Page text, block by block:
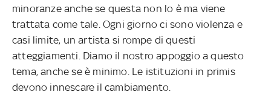
minoranze anche se questa non lo è ma viene
trattata come tale. Ogni giorno ci sono violenza e
casi limite, un artista si rompe di questi
atteggiamenti. Diamo il nostro appoggio a questo
tema, anche se è minimo. Le istituzioni in primis
devono innescare il cambiamento.